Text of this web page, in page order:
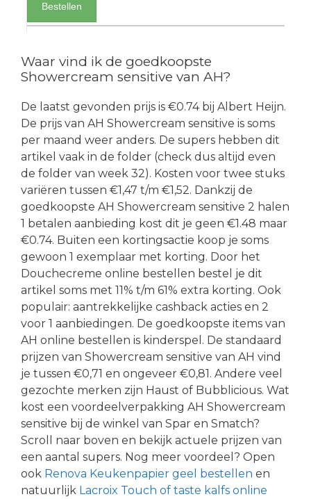
Bestellen
Waar vind ik de goedkoopste
Showercream sensitive van AH?
De laatst gevonden prijs is €0.74 bij Albert Heijn.
De prijs van AH Showercream sensitive is soms
per maand weer anders. De supers hebben dit
artikel vaak in de folder (check dus altijd even
de folder van week 32). Kosten voor twee stuks
variëren tussen €1,47 t/m €1,52. Dankzij de
goedkoopste AH Showercream sensitive 2 halen
1 betalen aanbieding kost dit je geen €1.48 maar
€0.74. Buiten een kortingsactie koop je soms
gewoon 1 exemplaar met korting. Door het
Douchecreme online bestellen bestel je dit
artikel soms met 11% t/m 61% extra korting. Ook
populair: aantrekkelijke cashback acties en 2
voor 1 aanbiedingen. De goedkoopste items van
AH online bestellen is kinderspel. De standaard
prijzen van Showercream sensitive van AH vind
je tussen €0,71 en ongeveer €0,81. Andere veel
gezochte merken zijn Haust of Bubblicious. Wat
kost een voordeelverpakking AH Showercream
sensitive bij de winkel van Spar en Smatch?
Scroll naar boven en bekijk actuele prijzen van
een aantal supers. Nog meer voordeel? Open
ook Renova Keukenpapier geel bestellen en
natuurlijk Lacroix Touch of taste kalfs online